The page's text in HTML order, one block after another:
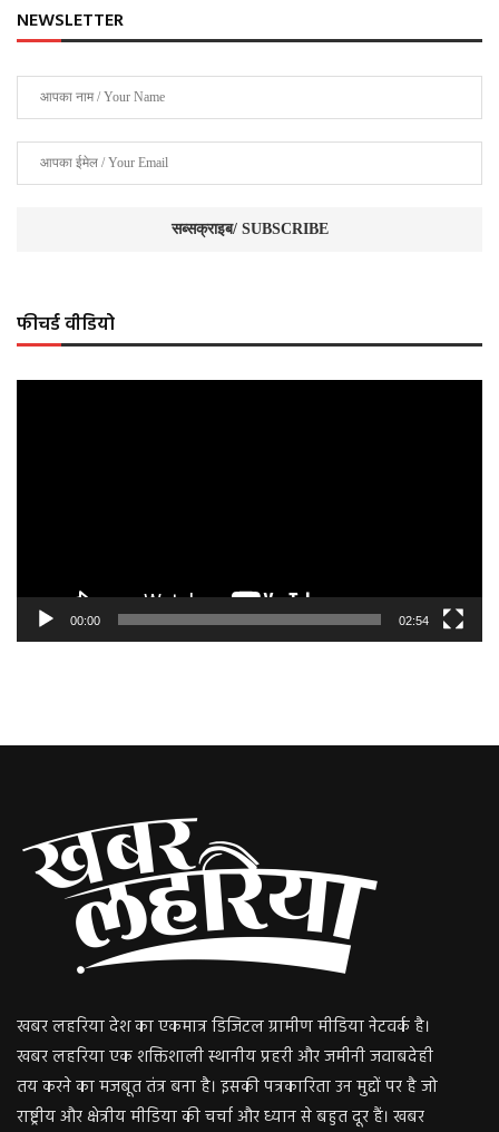
NEWSLETTER
फीचर्ड वीडियो
00:00 02:54
खबर लहरिया देश का एकमात्र डिजिटल ग्रामीण मीडिया नेटवर्क है।
खबर लहरिया एक शक्तिशाली स्थानीय प्रहरी और जमीनी जवाबदेही
तय करने का मजबूत तंत्र बना है। इसकी पत्रकारिता उन मुद्दों पर है जो
राष्ट्रीय और क्षेत्रीय मीडिया की चर्चा और ध्यान से बहुत दूर हैं। खबर